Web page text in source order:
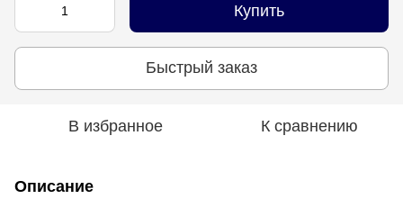
Купить
Быстрый заказ
В избранное К сравнению
Описание